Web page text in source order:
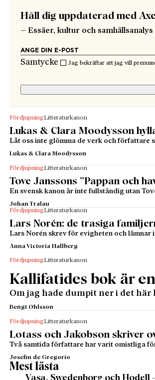
Håll dig uppdaterad med
– Essäer, kultur och
Samtycke Jag bekräftar att jag vill
FördjupningLitteraturkanon
Lukas & Clara Moodysson
Låt oss inte glömma de verk och författare
Lukas & Clara Moodysson
FördjupningLitteraturkanon
Tove Janssons ”Pappan och
En svensk kanon är inte fullständig utan
Johan Tralau
FördjupningLitteraturkanon
Lars Norén: de trasiga
Lars Norén skrev för evigheten och
Anna Victoria Hallberg
FördjupningLitteraturkanon
Kallifatides bok är
Om jag hade dumpit ner i det
Bengt Ohlsson
FördjupningLitteraturkanon
Lotass och Jakobson skriver
Två samtida författare har varit omistliga
Josefin de Gregorio
Mest lästa
Vasa, Swedenborg och